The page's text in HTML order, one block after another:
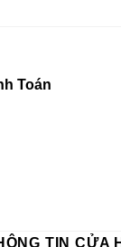
Toán
TIN CỬA